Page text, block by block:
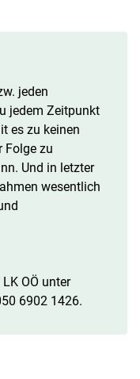
jeden
jedem Zeitpunkt
es zu keinen
Folge zu
Und in letzter
wesentlich
OÖ unter
6902 1426.